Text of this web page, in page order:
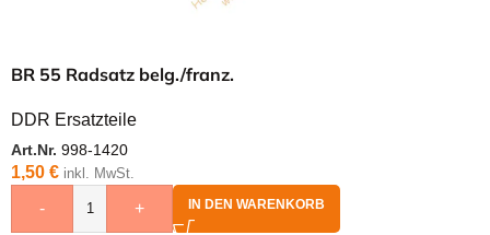
BR 55 Radsatz belg./franz.
DDR Ersatzteile
Art.Nr. 998-1420
1,50 € inkl. MwSt.
- + IN DEN WARENKORB